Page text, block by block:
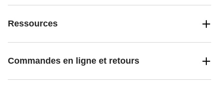
Ressources
Commandes en ligne et retours